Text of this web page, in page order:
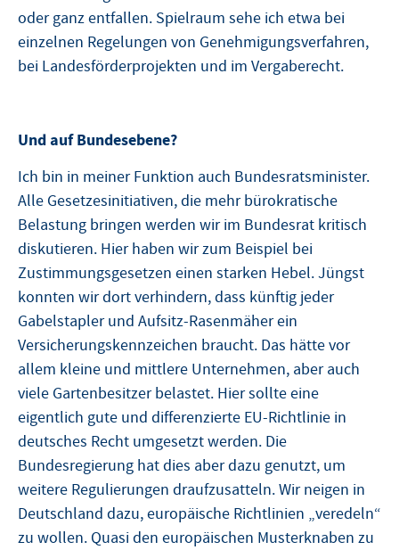
oder ganz entfallen. Spielraum sehe ich etwa bei
einzelnen Regelungen von Genehmigungsverfahren,
bei Landesförderprojekten und im Vergaberecht.
Und auf Bundesebene?
Ich bin in meiner Funktion auch Bundesratsminister.
Alle Gesetzesinitiativen, die mehr bürokratische
Belastung bringen werden wir im Bundesrat kritisch
diskutieren. Hier haben wir zum Beispiel bei
Zustimmungsgesetzen einen starken Hebel. Jüngst
konnten wir dort verhindern, dass künftig jeder
Gabelstapler und Aufsitz-Rasenmäher ein
Versicherungskennzeichen braucht. Das hätte vor
allem kleine und mittlere Unternehmen, aber auch
viele Gartenbesitzer belastet. Hier sollte eine
eigentlich gute und differenzierte EU-Richtlinie in
deutsches Recht umgesetzt werden. Die
Bundesregierung hat dies aber dazu genutzt, um
weitere Regulierungen draufzusatteln. Wir neigen in
Deutschland dazu, europäische Richtlinien „veredeln“
zu wollen. Quasi den europäischen Musterknaben zu